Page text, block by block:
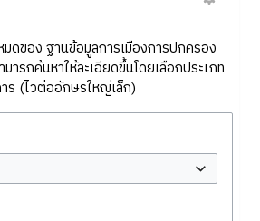
ดของ ฐานข้อมูลการเมืองการปกครอง
รถค้นหาให้ละเอียดขึ้นโดยเลือกประเภท
ร (ไวต่ออักษรใหญ่เล็ก)